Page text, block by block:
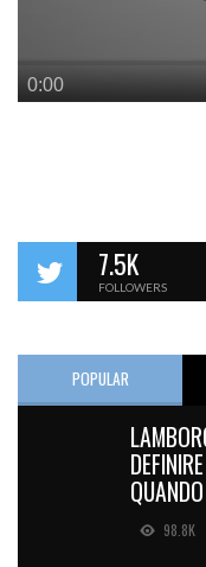
7.5K
FOLLOWERS
POPULAR
98.8K